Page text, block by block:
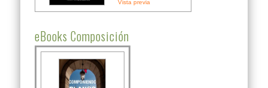
Vista previa
eBooks Composición